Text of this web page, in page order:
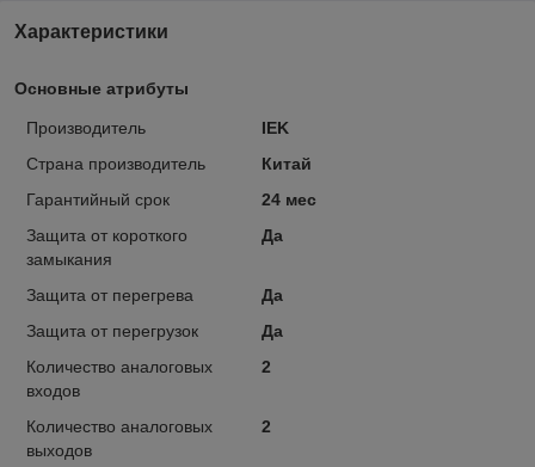
Характеристики
Основные атрибуты
Производитель
IEK
Страна производитель
Китай
Гарантийный срок
24 мес
Защита от короткого
замыкания
Да
Защита от перегрева
Да
Защита от перегрузок
Да
Количество аналоговых
входов
2
Количество аналоговых
выходов
2